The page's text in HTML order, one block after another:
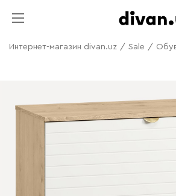
Интернет-магазин divan.uz / Sale /